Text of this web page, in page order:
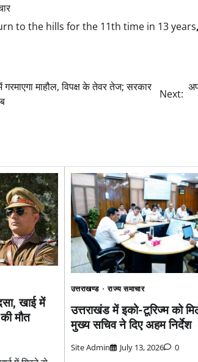
to the hills for the 11th time in 13 years,
माहौल, विपक्ष के तेवर तेज; सरकार
Next:
खाई में
मौत
उत्तराखण्ड राज्य समाचार
उत्तराखंड में इको-टूरिज्म को
मुख्य सचिव ने दिए अहम निर्देश
Site Admin July 13, 2026 0